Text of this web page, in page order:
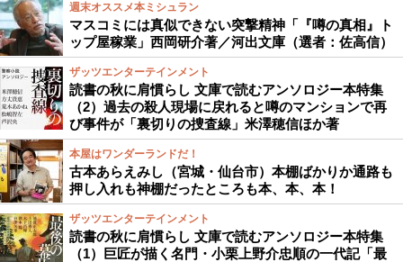
週末オススメ本ミシュラン
マスコミには真似できない突撃精神「『噂の真相』ト
ップ屋稼業」西岡研介著／河出文庫（選者：佐高信）
ザッツエンターテインメント
読書の秋に肩慣らし 文庫で読むアンソロジー本特集
（2）過去の殺人現場に戻れると噂のマンションで再
び事件が「裏切りの捜査線」米澤穂信ほか著
本屋はワンダーランドだ！
古本あらえみし（宮城・仙台市）本棚ばかりか通路も
押し入れも神棚だったところも本、本、本！
ザッツエンターテインメント
読書の秋に肩慣らし 文庫で読むアンソロジー本特集
（1）巨匠が描く名門・小栗上野介忠順の一代記「最